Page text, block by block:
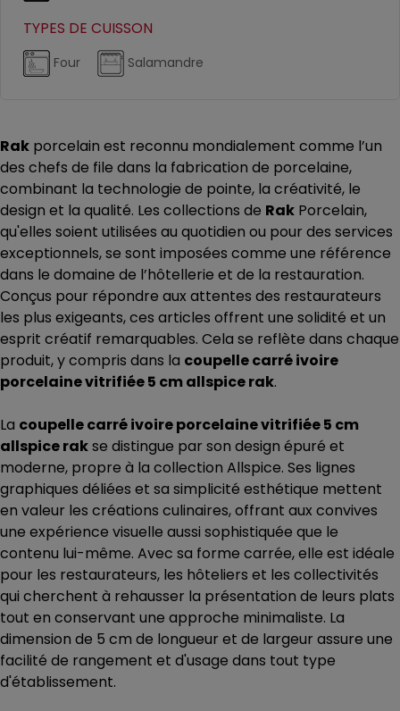
TYPES DE CUISSON
Four Salamandre
Rak porcelain est reconnu mondialement comme l’un
des chefs de file dans la fabrication de porcelaine,
combinant la technologie de pointe, la créativité, le
design et la qualité. Les collections de Rak Porcelain,
qu'elles soient utilisées au quotidien ou pour des services
exceptionnels, se sont imposées comme une référence
dans le domaine de l’hôtellerie et de la restauration.
Conçus pour répondre aux attentes des restaurateurs
les plus exigeants, ces articles offrent une solidité et un
esprit créatif remarquables. Cela se reflète dans chaque
produit, y compris dans la coupelle carré ivoire
porcelaine vitrifiée 5 cm allspice rak.
La coupelle carré ivoire porcelaine vitrifiée 5 cm
allspice rakse distingue par son design épuré et
moderne, propre à la collection Allspice. Ses lignes
graphiques déliées et sa simplicité esthétique mettent
en valeur les créations culinaires, offrant aux convives
une expérience visuelle aussi sophistiquée que le
contenu lui-même. Avec sa forme carrée, elle est idéale
pour les restaurateurs, les hôteliers et les collectivités
qui cherchent à rehausser la présentation de leurs plats
tout en conservant une approche minimaliste. La
dimension de 5 cm de longueur et de largeur assure une
facilité de rangement et d'usage dans tout type
d'établissement.